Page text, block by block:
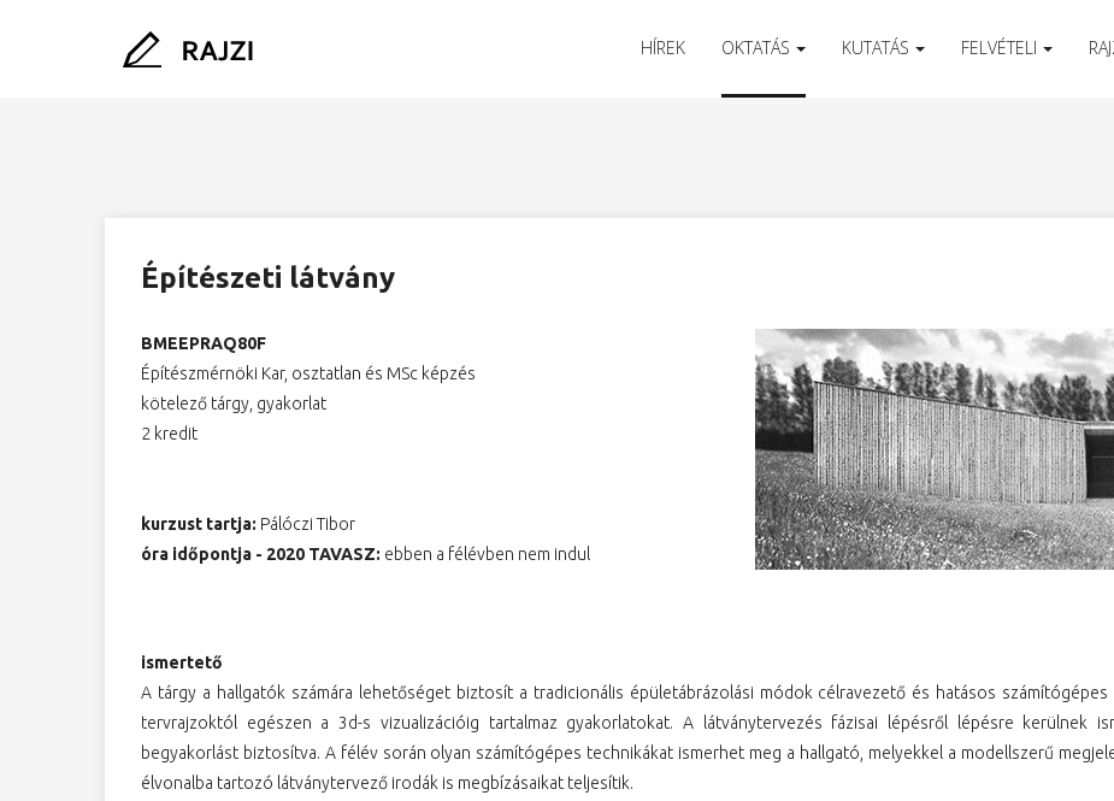
HÍREK OKTATÁS KUTATÁS FELVÉTELI
Építészeti látvány
BMEEPRAQ80F
Építészmérnöki Kar, osztatlan és MSc képzés
kötelező tárgy, gyakorlat
2 kredit
kurzust tartja: Pálóczi Tibor
óra időpontja - 2020 TAVASZ: ebben a félévben nem indul
ismertető
A tárgy a hallgatók számára lehetőséget biztosít a tradicionális épületábrázolási módok célravezető és hatásos
tervrajzoktól egészen a 3d-s vizualizációig tartalmaz gyakorlatokat. A látványtervezés fázisai lépésről lépésre kerülnek
begyakorlást biztosítva. A félév során olyan számítógépes technikákat ismerhet meg a hallgató, melyekkel a modellszerű
élvonalba tartozó látványtervező irodák is megbízásaikat teljesítik.